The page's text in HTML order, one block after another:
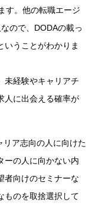
す。他の転職エージ
ので、DODAの載っ
いうことがわかりま
未経験やキャリアチ
人に出会える確率が
リア志向の人に向けた
ーの人に向かない内
者向けのセミナーな
ものを取捨選択して